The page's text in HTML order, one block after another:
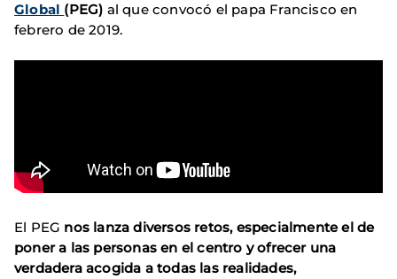
Global (PEG) al que convocó el papa Francisco en
febrero de 2019.
El PEG nos lanza diversos retos, especialmente el de
poner a las personas en el centro y ofrecer una
verdadera acogida a todas las realidades,